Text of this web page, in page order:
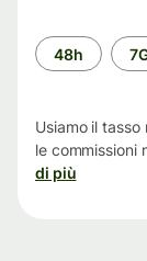
Periodo
di
48h
Usiamo il
le commissioni
di più